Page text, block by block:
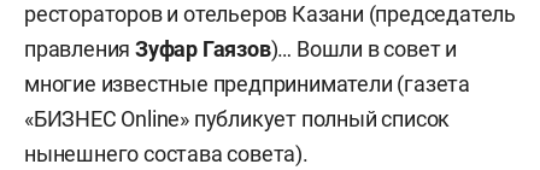
рестораторов и отельеров Казани (председатель
правленияЗуфар Гаязов)… Вошли в совет и
многие известные предприниматели (газета
«БИЗНЕС Online» публикует полный список
нынешнего состава совета).